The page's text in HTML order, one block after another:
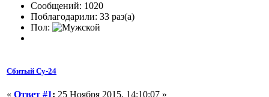
Сообщений: 1020
Поблагодарили: 33 раз(а)
Пол:
Сбитый Су-24
« Ответ #1: 25 Ноября 2015, 14:10:07 »